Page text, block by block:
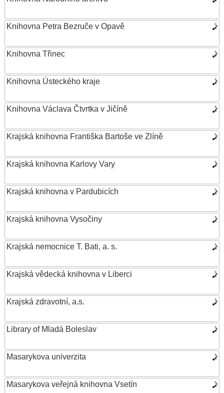
Knihovna Petra Bezruče v Opavě
Knihovna Třinec
Knihovna Ústeckého kraje
Knihovna Václava Čtvrtka v Jičíně
Krajská knihovna Františka Bartoše ve Zlíně
Krajská knihovna Karlovy Vary
Krajská knihovna v Pardubicích
Krajská knihovna Vysočiny
Krajská nemocnice T. Bati, a. s.
Krajská vědecká knihovna v Liberci
Krajská zdravotní, a.s.
Library of Mladá Boleslav
Masarykova univerzita
Masarykova veřejná knihovna Vsetín